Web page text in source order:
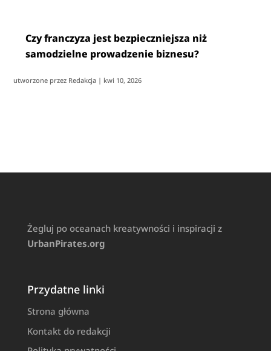
Czy franczyza jest bezpieczniejsza niż
samodzielne prowadzenie biznesu?
utworzone przez Redakcja | kwi 10, 2026
Żegluj po oceanach kreatywności i inspiracji z
UrbanPirates.org
Przydatne linki
Strona główna
Kontakt do redakcji